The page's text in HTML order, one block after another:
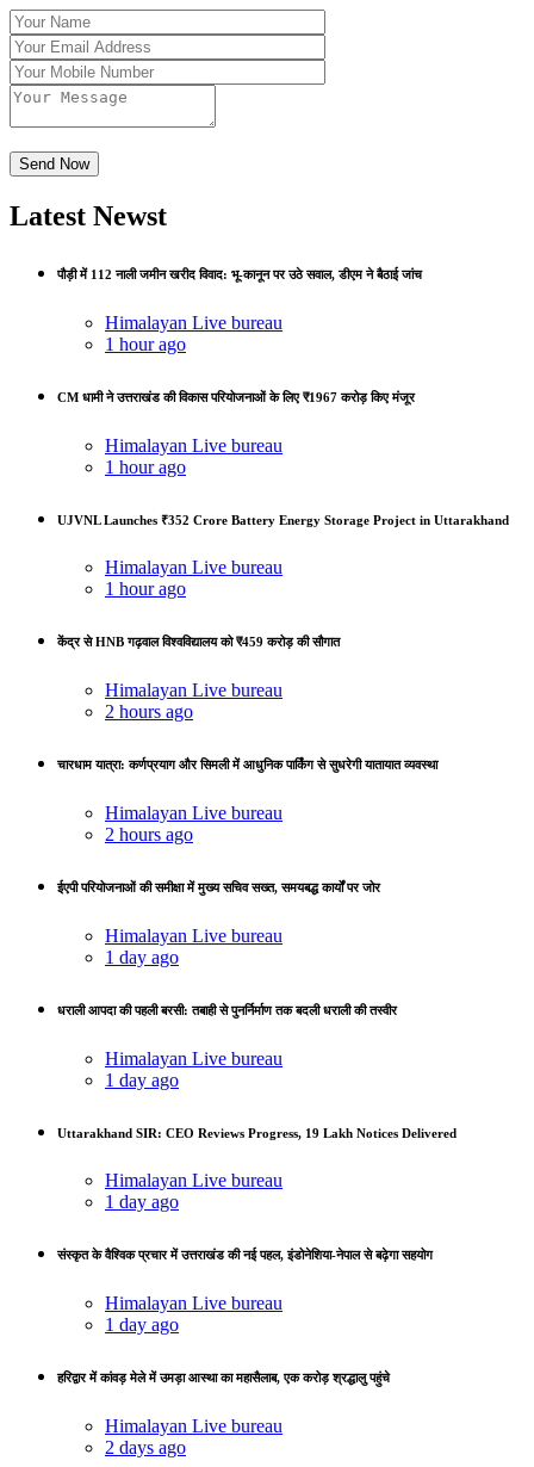
Latest Newst
पौड़ी में 112 नाली जमीन खरीद विवाद: भू-कानून पर उठे सवाल, डीएम ने बैठाई जांच
Himalayan Live bureau
1 hour ago
CM धामी ने उत्तराखंड की विकास परियोजनाओं के लिए ₹1967 करोड़ किए मंजूर
Himalayan Live bureau
1 hour ago
UJVNL Launches ₹352 Crore Battery Energy Storage Project in Uttarakhand
Himalayan Live bureau
1 hour ago
केंद्र से HNB गढ़वाल विश्वविद्यालय को ₹459 करोड़ की सौगात
Himalayan Live bureau
2 hours ago
चारधाम यात्रा: कर्णप्रयाग और सिमली में आधुनिक पार्किंग से सुधरेगी यातायात व्यवस्था
Himalayan Live bureau
2 hours ago
ईएपी परियोजनाओं की समीक्षा में मुख्य सचिव सख्त, समयबद्ध कार्यों पर जोर
Himalayan Live bureau
1 day ago
धराली आपदा की पहली बरसी: तबाही से पुनर्निर्माण तक बदली धराली की तस्वीर
Himalayan Live bureau
1 day ago
Uttarakhand SIR: CEO Reviews Progress, 19 Lakh Notices Delivered
Himalayan Live bureau
1 day ago
संस्कृत के वैश्विक प्रचार में उत्तराखंड की नई पहल, इंडोनेशिया-नेपाल से बढ़ेगा सहयोग
Himalayan Live bureau
1 day ago
हरिद्वार में कांवड़ मेले में उमड़ा आस्था का महासैलाब, एक करोड़ श्रद्धालु पहुंचे
Himalayan Live bureau
2 days ago